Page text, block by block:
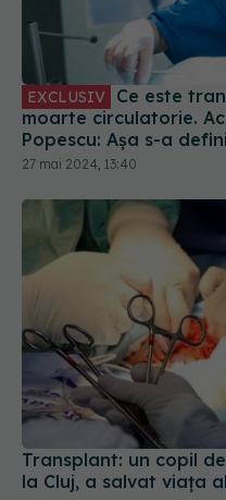
EXCLUSIV
moarte circulatorie.
Popescu: Așa s-a
27 mai 2024, 13:40
Transplant: un copil
la Cluj, a salvat viața